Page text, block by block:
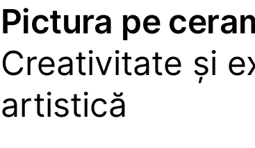
Pictura pe
Creativitate și
artistică